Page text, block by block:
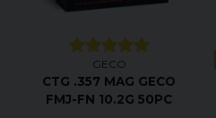
GECO
CTG .357 MAG GECO
FMJ-FN 10.2G 50PC